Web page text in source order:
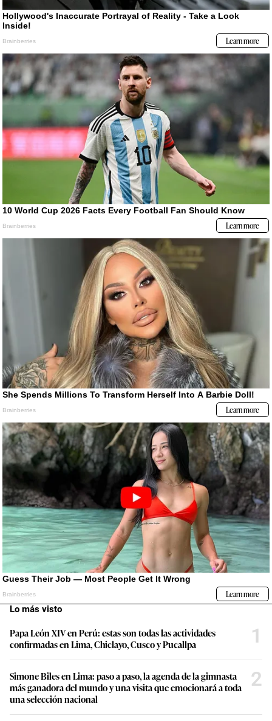
Lo más visto
Papa León XIV en Perú: estas son todas las actividades
confirmadas en Lima, Chiclayo, Cusco y Pucallpa
1
Simone Biles en Lima: paso a paso, la agenda de la gimnasta
más ganadora del mundo y una visita que emocionará a toda
una selección nacional
2